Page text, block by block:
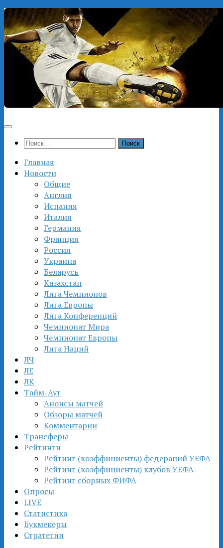
Перейти
к
содержимому
Найти:
Главная
Новости
Общие
Англия
Испания
Италия
Германия
Франция
Россия
Украина
Беларусь
Казахстан
Лига Чемпионов
Лига Европы
Лига Конференций
Чемпионат Мира
Чемпионат Европы
Лига Наций
ЛЧ
ЛЕ
ЛК
Тайм-Аут
Анонсы матчей
Обзоры матчей
Комментарии
Трансферы
Рейтинги
Рейтинг (коэффициенты) федераций УЕФА
Рейтинг (коэффициенты) клубов УЕФА
Рейтинг сборных ФИФА
Опросы
LIVE
Статистика
Букмекеры
Стратегии